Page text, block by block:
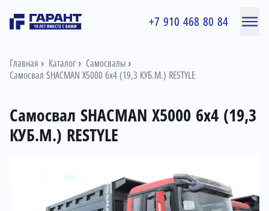
+7 910 468 80 84
Главная Каталог
Самосвалы
Самосвал SHACMAN X5000 6x4 (19,3 КУБ.М.) RESTYLE
Самосвал SHACMAN X5000 6x4 (19,3
КУБ.М.) RESTYLE